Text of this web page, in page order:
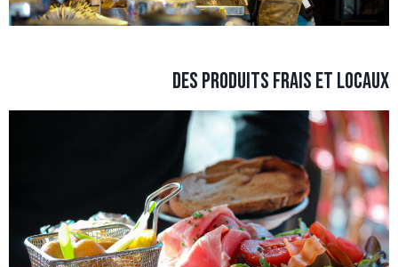
DES PRODUITS FRAIS ET LOCAUX